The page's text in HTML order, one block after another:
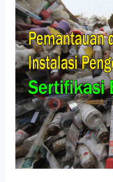
Terdekat
Pelatihan
Pengoperasian
dan
Instalasi
Pengelolaan
Limbah
B3